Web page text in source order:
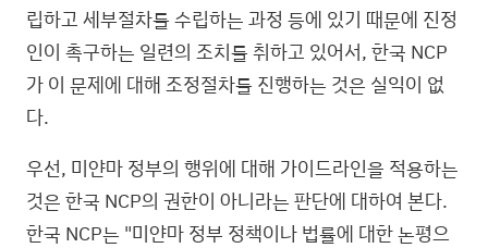
립하고 세부절차를 수립하는 과정 등에 있기 때문에 진정
인이 촉구하는 일련의 조치를 취하고 있어서, 한국 NCP
가 이 문제에 대해 조정절차를 진행하는 것은 실익이 없
다.
우선, 미얀마 정부의 행위에 대해 가이드라인을 적용하는
것은 한국 NCP의 권한이 아니라는 판단에 대하여 본다.
한국 NCP는 "미얀마 정부 정책이나 법률에 대한 논평으